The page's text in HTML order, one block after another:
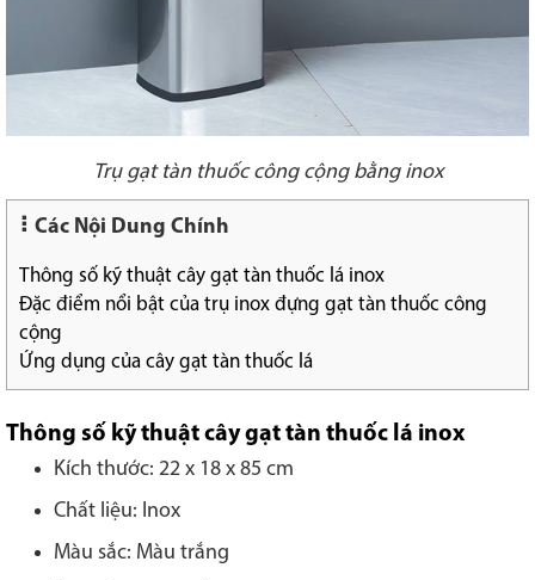
Trụ gạt tàn thuốc công cộng bằng inox
Các Nội Dung Chính
Thông số kỹ thuật cây gạt tàn thuốc lá inox
Đặc điểm nổi bật của trụ inox đựng gạt tàn thuốc công
cộng
Ứng dụng của cây gạt tàn thuốc lá
Thông số kỹ thuật cây gạt tàn thuốc lá inox
Kích thước: 22 x 18 x 85 cm
Chất liệu: Inox
Màu sắc: Màu trắng